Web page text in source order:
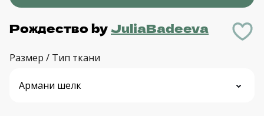
Рождествоby JuliaBadeeva
Размер / Тип ткани